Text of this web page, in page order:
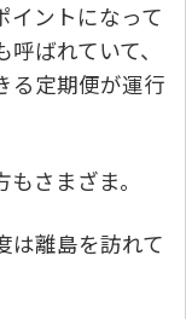
イントになって
呼ばれていて、
る定期便が運行
さまざま。
は離島を訪れて